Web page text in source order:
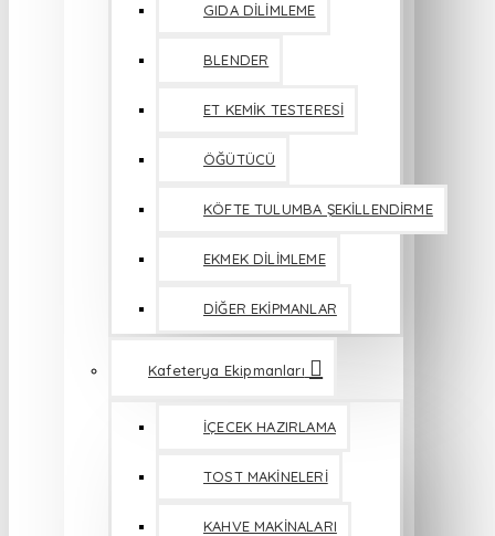
GIDA DİLİMLEME
BLENDER
ET KEMİK TESTERESİ
ÖĞÜTÜCÜ
KÖFTE TULUMBA ŞEKİLLENDİRME
EKMEK DİLİMLEME
DİĞER EKİPMANLAR
Kafeterya Ekipmanları
İÇECEK HAZIRLAMA
TOST MAKİNELERİ
KAHVE MAKİNALARI